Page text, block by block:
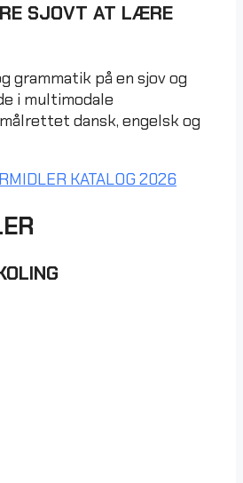
SJOVT AT LÆRE
grammatik på en sjov og
i multimodale
dansk, engelsk og
KATALOG 2026